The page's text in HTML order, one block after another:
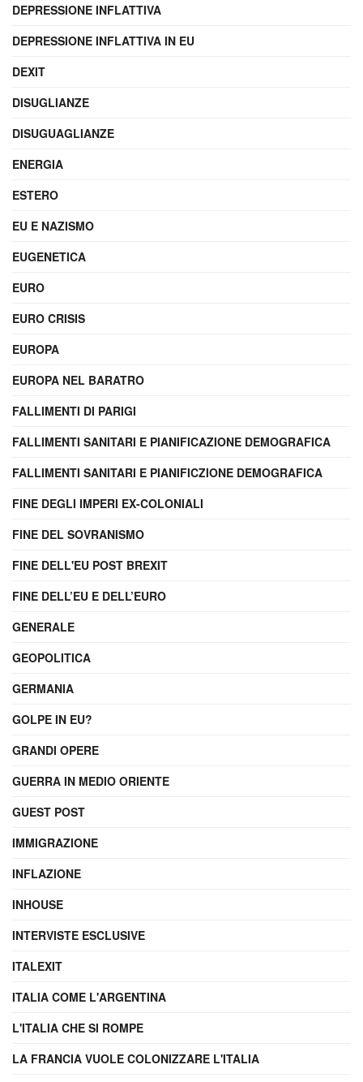
DEPRESSIONE INFLATTIVA
DEPRESSIONE INFLATTIVA IN EU
DEXIT
DISUGLIANZE
DISUGUAGLIANZE
ENERGIA
ESTERO
EU E NAZISMO
EUGENETICA
EURO
EURO CRISIS
EUROPA
EUROPA NEL BARATRO
FALLIMENTI DI PARIGI
FALLIMENTI SANITARI E PIANIFICAZIONE DEMOGRAFICA
FALLIMENTI SANITARI E PIANIFICZIONE DEMOGRAFICA
FINE DEGLI IMPERI EX-COLONIALI
FINE DEL SOVRANISMO
FINE DELL'EU POST BREXIT
FINE DELL’EU E DELL’EURO
GENERALE
GEOPOLITICA
GERMANIA
GOLPE IN EU?
GRANDI OPERE
GUERRA IN MEDIO ORIENTE
GUEST POST
IMMIGRAZIONE
INFLAZIONE
INHOUSE
INTERVISTE ESCLUSIVE
ITALEXIT
ITALIA COME L'ARGENTINA
L'ITALIA CHE SI ROMPE
LA FRANCIA VUOLE COLONIZZARE L'ITALIA